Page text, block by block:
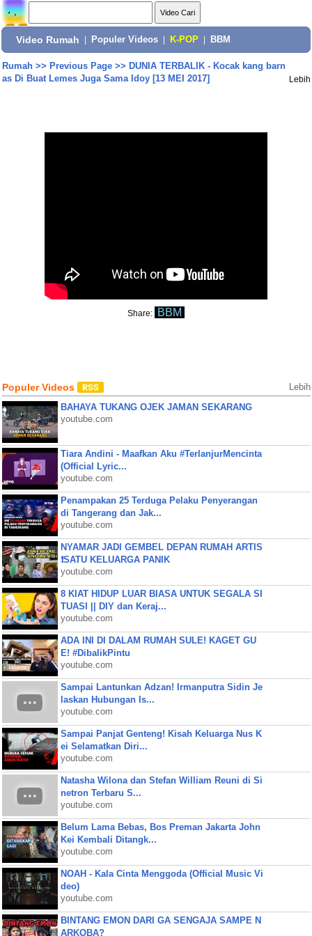
Video Rumah Populer Videos K-POP BBM
Rumah>> Previous Page>> DUNIA TERBALIK - Kocak kang barn
as Di Buat Lemes Juga Sama Idoy [13 MEI 2017]
Lebih
Share: BBM
Populer Videos Lebih
BAHAYA TUKANG OJEK JAMAN SEKARANG
youtube.com
Tiara Andini - Maafkan Aku #TerlanjurMencinta
(Official Lyric...
youtube.com
Penampakan 25 Terduga Pelaku Penyerangan
di Tangerang dan Jak...
youtube.com
NYAMAR JADI GEMBEL DEPAN RUMAH ARTIS
❗SATU KELUARGA PANIK
youtube.com
8 KIAT HIDUP LUAR BIASA UNTUK SEGALA SI
TUASI || DIY dan Keraj...
youtube.com
ADA INI DI DALAM RUMAH SULE! KAGET GU
E! #DibalikPintu
youtube.com
Sampai Lantunkan Adzan! Irmanputra Sidin Je
laskan Hubungan Is...
youtube.com
Sampai Panjat Genteng! Kisah Keluarga Nus K
ei Selamatkan Diri...
youtube.com
Natasha Wilona dan Stefan William Reuni di Si
netron Terbaru S...
youtube.com
Belum Lama Bebas, Bos Preman Jakarta John
Kei Kembali Ditangk...
youtube.com
NOAH - Kala Cinta Menggoda (Official Music Vi
deo)
youtube.com
BINTANG EMON DARI GA SENGAJA SAMPE N
ARKOBA?